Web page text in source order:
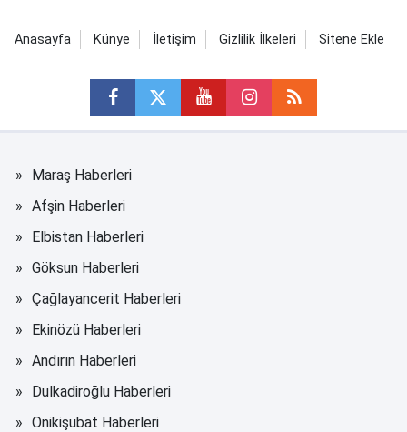
Anasayfa Künye İletişim Gizlilik İlkeleri Sitene Ekle
Maraş Haberleri
Afşin Haberleri
Elbistan Haberleri
Göksun Haberleri
Çağlayancerit Haberleri
Ekinözü Haberleri
Andırın Haberleri
Dulkadiroğlu Haberleri
Onikişubat Haberleri